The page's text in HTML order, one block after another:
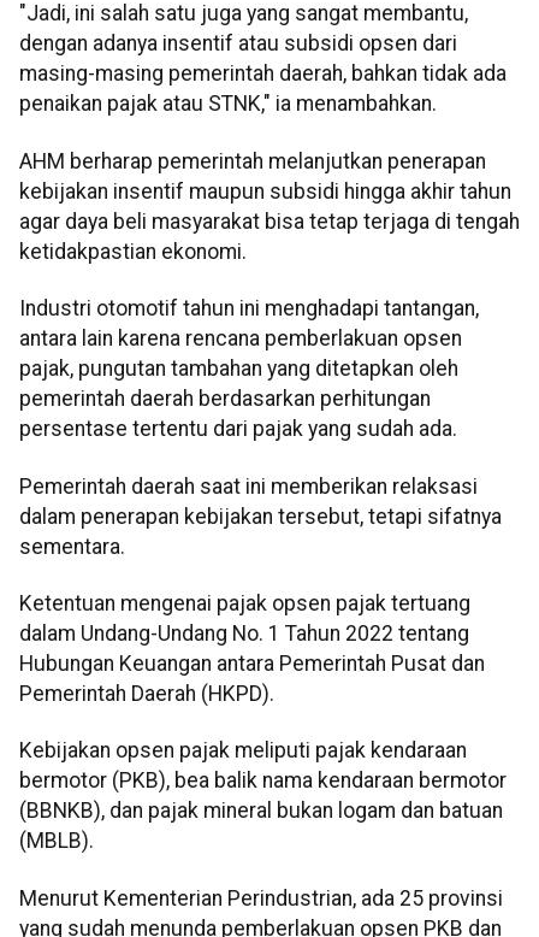
"Jadi, ini salah satu juga yang sangat membantu,
dengan adanya insentif atau subsidi opsen dari
masing-masing pemerintah daerah, bahkan tidak ada
penaikan pajak atau STNK," ia menambahkan.
AHM berharap pemerintah melanjutkan penerapan
kebijakan insentif maupun subsidi hingga akhir tahun
agar daya beli masyarakat bisa tetap terjaga di tengah
ketidakpastian ekonomi.
Industri otomotif tahun ini menghadapi tantangan,
antara lain karena rencana pemberlakuan opsen
pajak, pungutan tambahan yang ditetapkan oleh
pemerintah daerah berdasarkan perhitungan
persentase tertentu dari pajak yang sudah ada.
Pemerintah daerah saat ini memberikan relaksasi
dalam penerapan kebijakan tersebut, tetapi sifatnya
sementara.
Ketentuan mengenai pajak opsen pajak tertuang
dalam Undang-Undang No. 1 Tahun 2022 tentang
Hubungan Keuangan antara Pemerintah Pusat dan
Pemerintah Daerah (HKPD).
Kebijakan opsen pajak meliputi pajak kendaraan
bermotor (PKB), bea balik nama kendaraan bermotor
(BBNKB), dan pajak mineral bukan logam dan batuan
(MBLB).
Menurut Kementerian Perindustrian, ada 25 provinsi
yang sudah menunda pemberlakuan opsen PKB dan